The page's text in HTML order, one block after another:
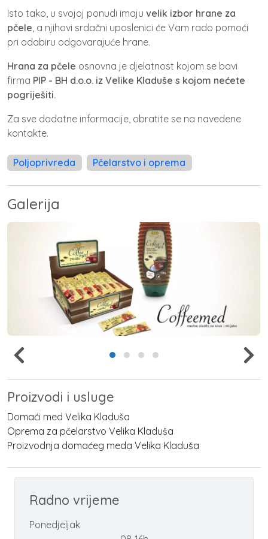
Isto tako, u svojoj ponudi imaju velik izbor hrane za
pčele , a njihovi srdačni uposlenici će Vam rado pomoći
pri odabiru odgovarajuće hrane.
Hrana za pčele osnovna je djelatnost kojom se bavi
firma PIP - BH d.o.o. iz Velike Kladuše s kojom nećete
pogriješiti.
Za sve dodatne informacije, obratite se na navedene
kontakte.
Poljoprivreda Pčelarstvo i oprema
Galerija
Proizvodi i usluge
Domaći med Velika Kladuša
Oprema za pčelarstvo Velika Kladuša
Proizvodnja domaćeg meda Velika Kladuša
Radno vrijeme
Ponedjeljak